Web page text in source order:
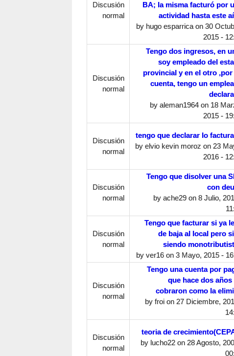
Discusión
normal
BA; la misma facturó por
actividad hasta este
by hugo esparricaon 30
2015 -
Discusión
normal
Tengo dos ingresos, en
soy empleado del
provincial y en el otro ,por
cuenta, tengo un
by aleman1964on 18
2015 -
Discusión
normal
tengo que declarar lo
by elvio kevin moroz on 23
2016 -
Discusión
normal
Tengo que disolver una
con
by ache29on 8 Julio,
Discusión
normal
Tengo que facturar si ya
de baja al local pero
siendo
by ver16on 3 Mayo, 2015 -
Discusión
normal
Tengo una cuenta por
que hace dos años
cobraron como la
by froion 27 Diciembre,
Discusión
normal
teoria de
by lucho22on 28 Agosto,